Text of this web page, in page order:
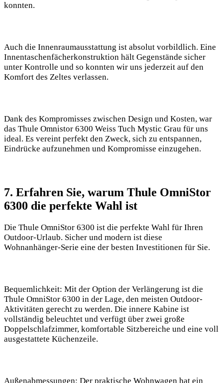
konnten.
Auch die Innenraumausstattung ist absolut vorbildlich. Eine⁢
Innentaschenfächerkonstruktion hält Gegenstände sicher
unter Kontrolle und so konnten wir uns ⁢jederzeit auf den
Komfort des Zeltes verlassen.
Dank des Kompromisses zwischen Design und Kosten, war
das Thule Omnistor 6300 Weiss ⁢Tuch Mystic Grau für uns
ideal. Es vereint perfekt den Zweck, sich zu entspannen,
Eindrücke aufzunehmen und Kompromisse einzugehen.
7. Erfahren Sie, warum⁤ Thule OmniStor
6300 die perfekte Wahl ist
Die Thule OmniStor 6300 ist die perfekte Wahl für Ihren
Outdoor-Urlaub. Sicher und modern ist diese
Wohnanhänger-Serie eine der besten Investitionen für Sie.
Bequemlichkeit: Mit der Option der Verlängerung ist die
Thule OmniStor 6300‍ in der Lage, den meisten Outdoor-
Aktivitäten gerecht‍ zu werden. Die innere Kabine ist
vollständig beleuchtet und verfügt über zwei große
Doppelschlafzimmer, komfortable Sitzbereiche‌ und eine voll
ausgestattete Küchenzeile.
Außenabmessungen: Der praktische Wohnwagen hat ein